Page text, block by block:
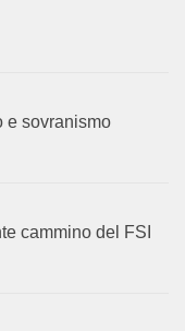
e sovranismo
cammino del FSI